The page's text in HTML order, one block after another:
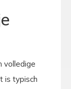
volledige
is typisch